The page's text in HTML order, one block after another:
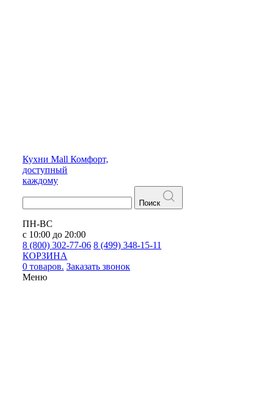
Кухни Mall Комфорт,
доступный
каждому
Поиск
ПН-ВС
с 10:00 до 20:00
8 (800) 302-77-06 8 (499) 348-15-11
КОРЗИНА
0 товаров. Заказать звонок
Меню